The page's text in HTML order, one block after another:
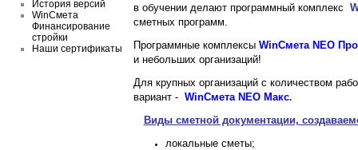
История версий
WinСмета
Финансирование
стройки
Наши сертификаты
в обучении делают программный комплекс
сметных программ.
Программные комплексы WinСмета NEO
и небольших организаций!
Для крупных организаций с количеством
вариант - WinСмета NEO Макс.
Виды сметной документации,
локальные сметы;